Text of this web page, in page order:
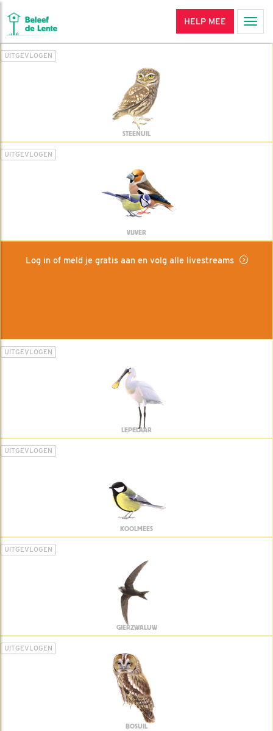
HELP MEE
UITGEVLOGEN
STEENUIL
UITGEVLOGEN
VIJVER
Log in of meld je gratis aan en volg alle livestreams
UITGEVLOGEN
LEPELAAR
UITGEVLOGEN
KOOLMEES
UITGEVLOGEN
GIERZWALUW
UITGEVLOGEN
BOSUIL